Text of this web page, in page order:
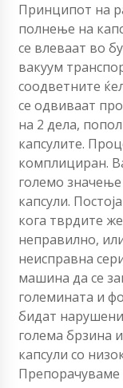
Принципот на
полнење на
се влеваат во
вакуум
соодветните
се одвиваат
на 2 дела,
капсулите.
комплициран.
големо
капсули.
кога тврдите
неправилно,
неисправна
машина да се
големината и
бидат
голема брзина
капсули со